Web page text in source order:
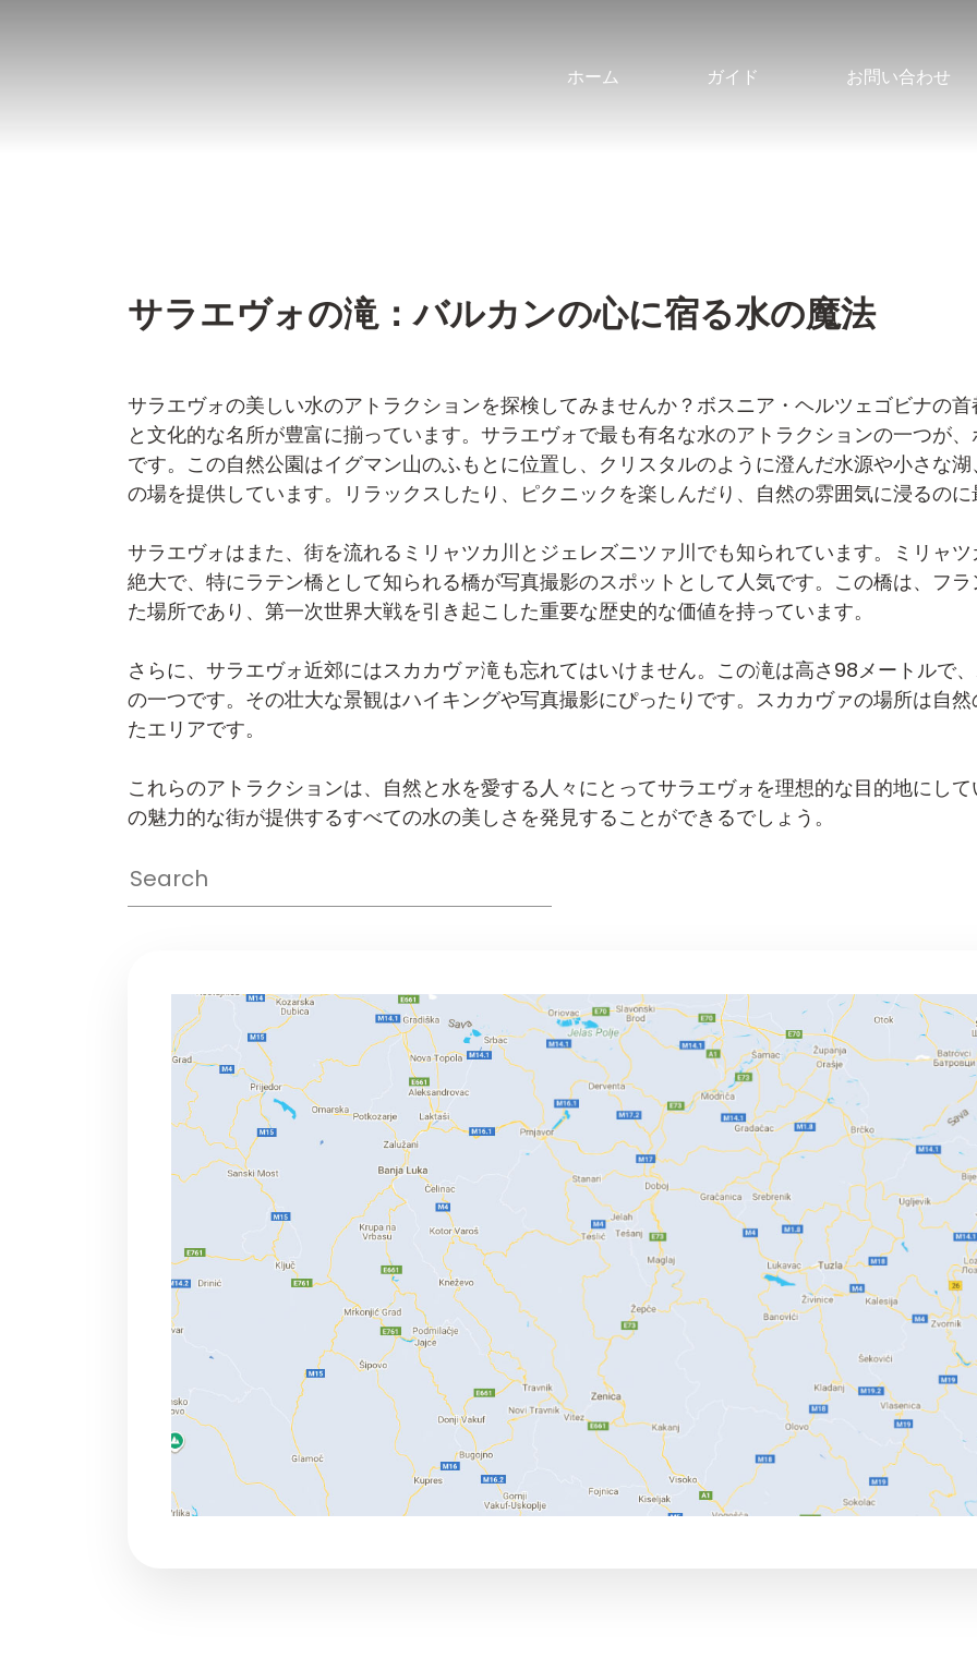
ホーム ガイド お問い合わせ
サラエヴォの滝：バルカンの心に宿る水の魔法
サラエヴォの美しい水のアトラクションを探検してみませんか？ボスニア・ヘルツェゴビナの
と文化的な名所が豊富に揃っています。サラエヴォで最も有名な水のアトラクションの一つが
です。この自然公園はイグマン山のふもとに位置し、クリスタルのように澄んだ水源や小さな
の場を提供しています。リラックスしたり、ピクニックを楽しんだり、自然の雰囲気に浸るの
サラエヴォはまた、街を流れるミリャツカ川とジェレズニツァ川でも知られています。ミリャ
絶大で、特にラテン橋として知られる橋が写真撮影のスポットとして人気です。この橋は、フ
た場所であり、第一次世界大戦を引き起こした重要な歴史的な価値を持っています。
さらに、サラエヴォ近郊にはスカカヴァ滝も忘れてはいけません。この滝は高さ98メートルで
の一つです。その壮大な景観はハイキングや写真撮影にぴったりです。スカカヴァの場所は自
たエリアです。
これらのアトラクションは、自然と水を愛する人々にとってサラエヴォを理想的な目的地にし
の魅力的な街が提供するすべての水の美しさを発見することができるでしょう。